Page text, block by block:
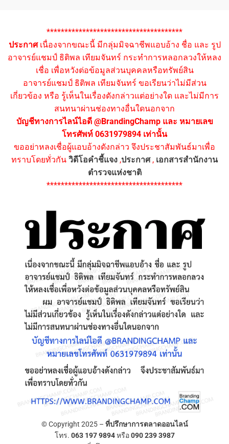
**************************************
ประกาศเนื่องจากขณะนี้ มีกลุ่มมิจฉาชีพแอบอ้าง ชื่อ และ รูป
อาจารย์แชมป์ ธิติพล เทียมจันทร์ กระทำการหลอกลวงให้หลง
เชื่อ เพื่อหวังต่อข้อมูลส่วนบุคคลหรือทรัพย์สิน
อาจารย์แชมป์ ธิติพล เทียมจันทร์ ขอเรียนว่าไม่มีส่วน
เกี่ยวข้อง หรือ รู้เห็นในเรื่องดังกล่าวแต่อย่างใด และไม่มีการ
สนทนาผ่านช่องทางอื่นใดนอกจาก
บัญชีทางการไลน์ไอดี @BrandingChamp และ หมายเลข
โทรศัพท์ 0631979894 เท่านั้น
ขออย่าหลงเชื่อผู้แอบอ้างดังกล่าว จึงประชาสัมพันธ์มาเพื่อ
ทราบโดยทั่วกัน วิดีโอคำชี้แจง ,ประกาศ, เอกสารสำนักงาน
ตำรวจแห่งชาติ
**************************************
© Copyright 2025 – ที่ปรึกษาการตลาดออนไลน์
โทร. 063 197 9894หรือ090 239 3987